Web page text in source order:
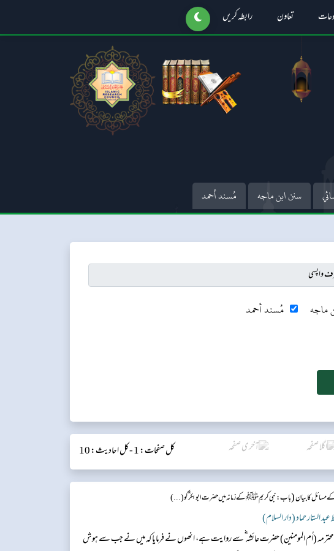
تعاون رابطہ کریں
سنن ابن ماجه مُسند أحمد
ماجه
مُسند أحمد
کل صفحات: 1 - کل احادیث: 10
کا بیان(باب: نبی کریم ﷺ کے زمانہ میں حضرت ابوبکر ؓ کو (...)
(اُم المومنین) حضرت عائشہ ؓ سے روایت ہے، انھوں نے فرمایا کہ میں نے جب سے ہوش